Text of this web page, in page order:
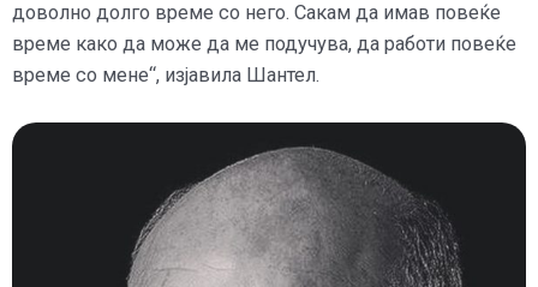
доволно долго време со него. Сакам да имав повеќе
време како да може да ме подучува, да работи повеќе
време со мене“, изјавила Шантел.